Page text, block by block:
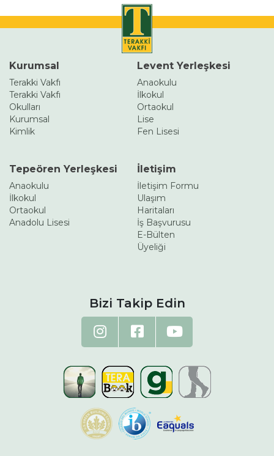
Kurumsal
Terakki Vakfı
Terakki Vakfı
Okulları
Kurumsal
Kimlik
Levent Yerleşkesi
Anaokulu
İlkokul
Ortaokul
Lise
Fen Lisesi
Tepeören Yerleşkesi
Anaokulu
İlkokul
Ortaokul
Anadolu Lisesi
İletişim
İletişim Formu
Ulaşım
Haritaları
İş Başvurusu
E-Bülten
Üyeliği
Bizi Takip Edin